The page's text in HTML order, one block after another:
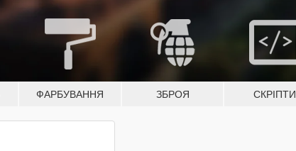
ФАРБУВАННЯ ЗБРОЯ СКРІПТИ